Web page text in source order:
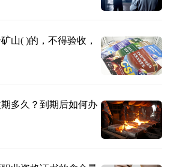
山( )的，不得验收，
多久？到期后如何办